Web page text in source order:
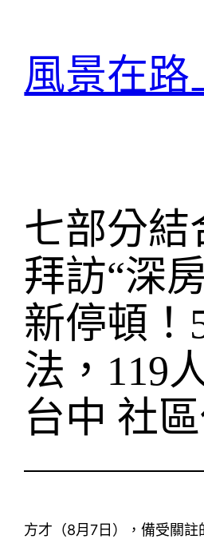
風景在路
七部分結
拜訪“深
新停頓！
法，119
台中 社
方才（8月7日），備受關註